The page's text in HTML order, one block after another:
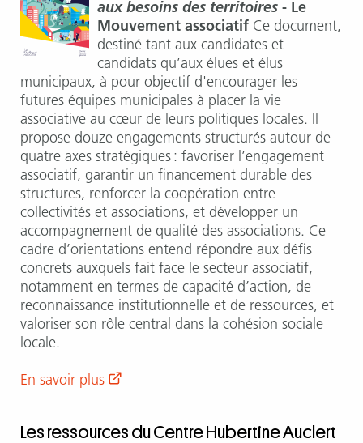
aux besoins des territoires - Le
Mouvement associatif Ce document,
destiné tant aux candidates et
candidats qu’aux élues et élus
municipaux, à pour objectif d'encourager les
futures équipes municipales à placer la vie
associative au cœur de leurs politiques locales. Il
propose douze engagements structurés autour de
quatre axes stratégiques : favoriser l’engagement
associatif, garantir un financement durable des
structures, renforcer la coopération entre
collectivités et associations, et développer un
accompagnement de qualité des associations. Ce
cadre d’orientations entend répondre aux défis
concrets auxquels fait face le secteur associatif,
notamment en termes de capacité d’action, de
reconnaissance institutionnelle et de ressources, et
valoriser son rôle central dans la cohésion sociale
locale.
En savoir plus
Les ressources du Centre Hubertine Auclert